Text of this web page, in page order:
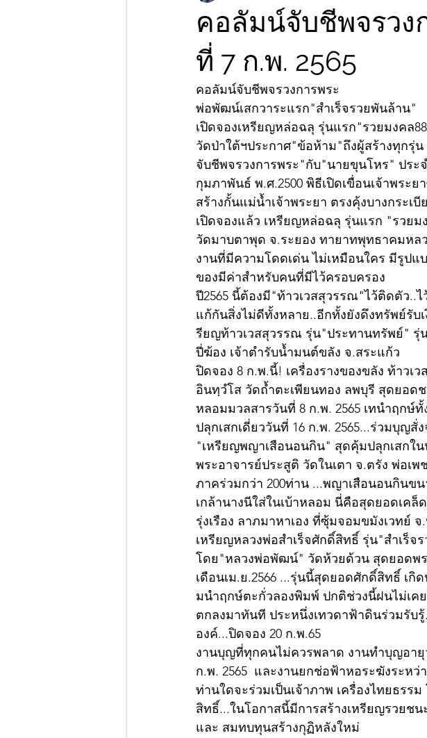
คอลัมน์จับชีพจรวง
ที่ 7 ก.พ. 2565
คอลัมน์จับชีพจรวงการพระ
พ่อพัฒน์เสกวาระแรก"สำเร็จรวยพันล้าน"
เปิดจองเหรียญหล่อฉลุ รุ่นแรก"รวยมงคล88
วัดป่าใต้ฯประกาศ"ข้อห้าม"ถึงผู้สร้างทุกรุ่น
จับชีพจรวงการพระ"กับ"นายขุนโหร" ประ
กุมภาพันธ์ พ.ศ.2500 พิธีเปิดเขื่อนเจ้าพระ
สร้างกั้นแม่น้ำเจ้าพระยา ตรงคุ้งบางกระเ
เปิดจองแล้ว เหรียญหล่อฉลุ รุ่นแรก "รวยม
วัดมาบตาพุด จ.ระยอง ทายาทพุทธาคมห
งานที่มีความโดดเด่น ไม่เหมือนใคร มีรูปแ
ของมีค่าสำหรับคนที่มีไว้ครอบครอง
ปี2565 นี้ต้องมี"ท้าวเวสสุวรรณ"ไว้ติดตัว..
แก้กันสิ่งไม่ดีทั้งหลาย..อีกทั้งยังดึงทรัพย์รับ
รียญท้าวเวสสุวรรณ รุ่น"ประทานทรัพย์" รุ่
ปี่ฆ้อง เจ้าตำรับน้ำมนต์ขลัง จ.สระแก้ว
ปิดจอง 8 ก.พ.นี้! เครื่องรางของขลัง ท้าว
อินทฺวํโส วัดถ้ำตะเพียนทอง ลพบุรี สุดยอด
หลอมมวลสารวันที่ 8 ก.พ. 2565 เทนำฤกษ์
ปลุกเสกเดี่ยววันที่ 16 ก.พ. 2565...ร่วมบุญสั่
"เหรียญพญาเสือนอนกิน" สุดคุ้มปลุกเสกใ
พระอาจารย์ประสูติ วัดในเตา จ.ตรัง พ่อเ
ภาคร่วมกว่า 200ท่าน ...พญาเสือนอนกินข
เกล้านางนีใส่ในเบ้าหลอม นี่คือสุดยอดเค
รุ่งเรือง ลาภมาหาเอง ที่ซุ้มจอมขมังเวทย์
เหรียญหลวงพ่อสำเร็จศักดิ์สิทธิ์ รุ่น"สำเร็
โดย"หลวงพ่อพัฒน์" วัดห้วยด้วน สุดยอดพ
เดือนเม.ย.2566 ...รุ่นนี้สุดยอดศักดิ์สิทธิ์ เ
มนำฤกษ์ตะกั่วลองพิมพ์ ปกติช่วงนี้ฝนไม่เค
ตกลงมาทันที ประหนึ่งเทวดาฟ้าดินร่วมรับ
องค์...ปิดจอง 20 ก.พ.65
งานบุญที่ทุกคนไม่ควรพลาด งานทำบุญอา
ก.พ. 2565  และงานยกช่อฟ้าหอระฆังระหว่
ท่านใดจะร่วมเป็นเจ้าภาพ เครื่องไทยธรร
สิทธิ์...ในโอกาสนี้มีการสร้างเหรียญรวยช
และ สมทบทุนสร้างกุฏิหลังใหม่